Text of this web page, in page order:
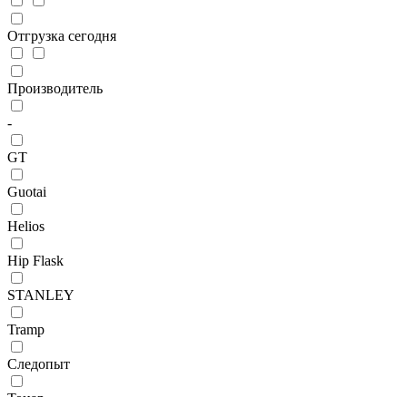
Отгрузка сегодня
Производитель
-
GT
Guotai
Helios
Hip Flask
STANLEY
Tramp
Следопыт